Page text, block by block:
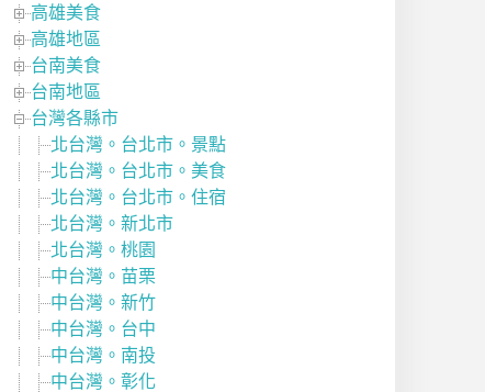
高雄美食
高雄地區
台南美食
台南地區
台灣各縣市
北台灣。台北市。景點
北台灣。台北市。美食
北台灣。台北市。住宿
北台灣。新北市
北台灣。桃園
中台灣。苗栗
中台灣。新竹
中台灣。台中
中台灣。南投
中台灣。彰化